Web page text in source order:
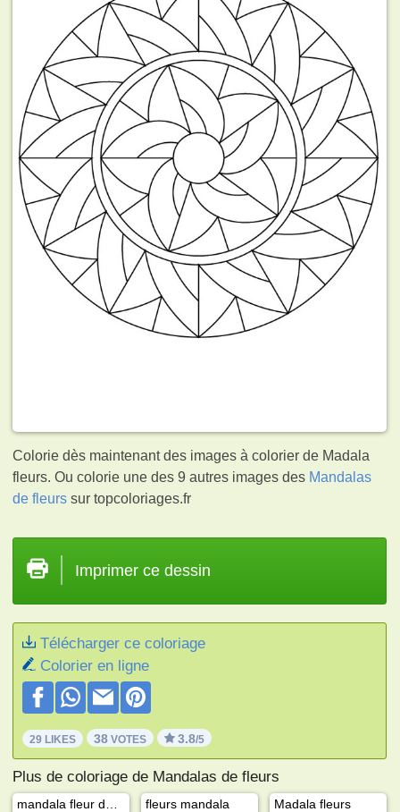
Colorie dès maintenant des images à colorier de Madala
fleurs. Ou colorie une des 9 autres images des Mandalas
de fleurs sur topcoloriages.fr
Imprimer ce dessin
Télécharger ce coloriage
Colorier en ligne
29 LIKES 38 VOTES 3.8/5
Plus de coloriage de Mandalas de fleurs
fleurs mandala Madala fleurs